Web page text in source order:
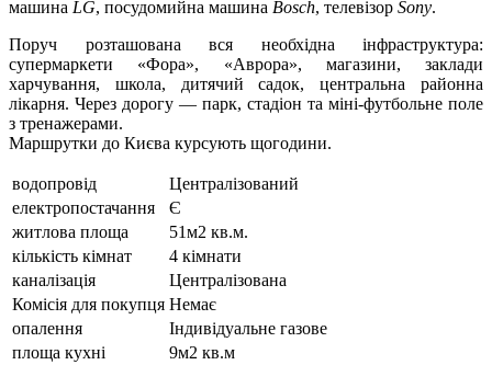
машина LG, посудомийна машина Bosch, телевізор Sony.
Поруч розташована вся необхідна інфраструктура:
супермаркети «Фора», «Аврора», магазини, заклади
харчування, школа, дитячий садок, центральна районна
лікарня. Через дорогу — парк, стадіон та міні-футбольне поле
з тренажерами.
Маршрутки до Києва курсують щогодини.
водопровід
Централізований
електропостачання
Є
житлова площа
51м2 кв.м.
кількість кімнат
4 кімнати
каналізація
Централізована
Комісія для покупця Немає
опалення
Індивідуальне газове
площа кухні
9м2 кв.м